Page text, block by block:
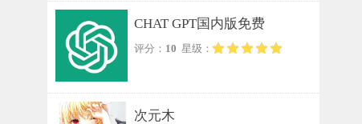
CHAT GPT国内版免费
评分： 10 星级：
次元木